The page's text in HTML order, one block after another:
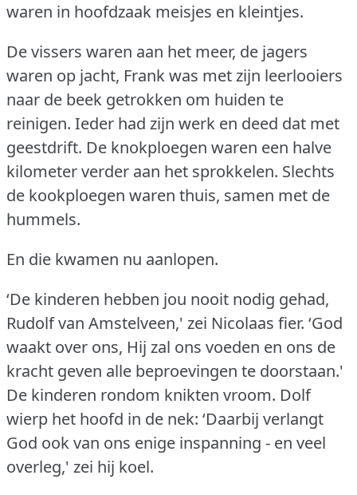
waren in hoofdzaak meisjes en kleintjes.
De vissers waren aan het meer, de jagers
waren op jacht, Frank was met zijn leerlooiers
naar de beek getrokken om huiden te
reinigen. Ieder had zijn werk en deed dat met
geestdrift. De knokploegen waren een halve
kilometer verder aan het sprokkelen. Slechts
de kookploegen waren thuis, samen met de
hummels.
En die kwamen nu aanlopen.
‘De kinderen hebben jou nooit nodig gehad,
Rudolf van Amstelveen,' zei Nicolaas fier. ‘God
waakt over ons, Hij zal ons voeden en ons de
kracht geven alle beproevingen te doorstaan.'
De kinderen rondom knikten vroom. Dolf
wierp het hoofd in de nek: ‘Daarbij verlangt
God ook van ons enige inspanning - en veel
overleg,' zei hij koel.